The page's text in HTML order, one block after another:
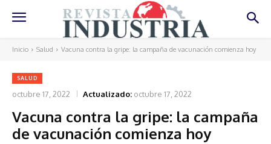
Inicio Salud Vacuna contra la gripe: la campaña de vacunación comienza hoy
SALUD
octubre 17, 2022 Actualizado: octubre 17, 2022
Vacuna contra la gripe: la campaña
de vacunación comienza hoy